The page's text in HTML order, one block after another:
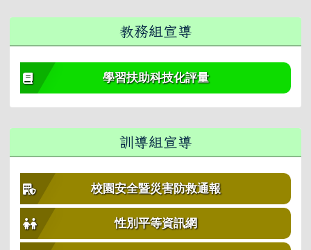
教務組宣導
學習扶助科技化評量
訓導組宣導
校園安全暨災害防救通報
性別平等資訊網